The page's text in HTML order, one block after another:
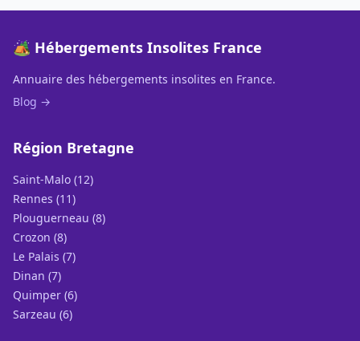
🏕️ Hébergements Insolites France
Annuaire des hébergements insolites en France.
Blog →
Région Bretagne
Saint-Malo (12)
Rennes (11)
Plouguerneau (8)
Crozon (8)
Le Palais (7)
Dinan (7)
Quimper (6)
Sarzeau (6)